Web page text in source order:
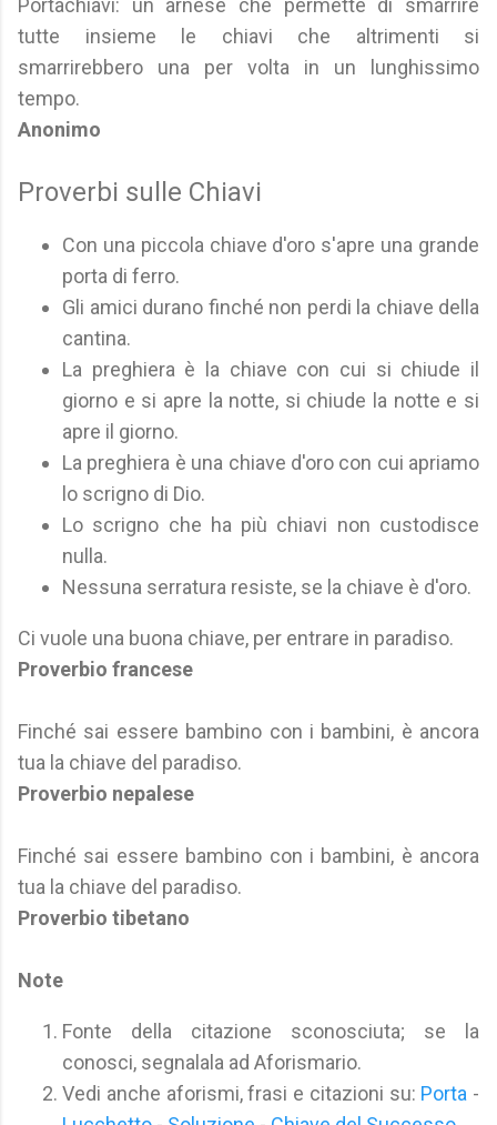
Portachiavi: un arnese che permette di smarrire
tutte insieme le chiavi che altrimenti si
smarrirebbero una per volta in un lunghissimo
tempo.
Anonimo
Proverbi sulle Chiavi
Con una piccola chiave d'oro s'apre una grande
porta di ferro.
Gli amici durano finché non perdi la chiave della
cantina.
La preghiera è la chiave con cui si chiude il
giorno e si apre la notte, si chiude la notte e si
apre il giorno.
La preghiera è una chiave d'oro con cui apriamo
lo scrigno di Dio.
Lo scrigno che ha più chiavi non custodisce
nulla.
Nessuna serratura resiste, se la chiave è d'oro.
Ci vuole una buona chiave, per entrare in paradiso.
Proverbio francese
Finché sai essere bambino con i bambini, è ancora
tua la chiave del paradiso.
Proverbio nepalese
Finché sai essere bambino con i bambini, è ancora
tua la chiave del paradiso.
Proverbio tibetano
Note
Fonte della citazione sconosciuta; se la
conosci, segnalala ad Aforismario.
Vedi anche aforismi, frasi e citazioni su: Porta -